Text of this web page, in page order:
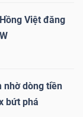
Việt đăng
nhờ dòng tiền
bứt phá